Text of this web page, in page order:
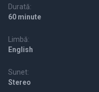
Durată:
60 minute
Limbă:
English
Sunet:
Stereo